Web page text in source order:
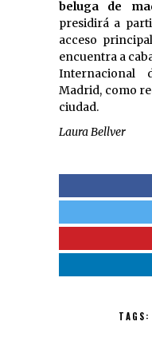
beluga de
presidirá a
acceso
encuentra a
Internacional
Madrid, como
ciudad.
Laura Bellver
TAGS: